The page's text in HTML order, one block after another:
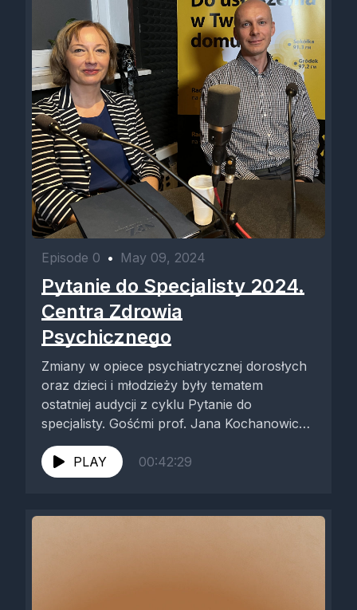
Episode 0 • May 09, 2024
Pytanie do Specjalisty 2024.
Centra Zdrowia
Psychicznego
Zmiany w opiece psychiatrycznej dorosłych
oraz dzieci i młodzieży były tematem
ostatniej audycji z cyklu Pytanie do
specjalisty. Gośćmi prof. Jana Kochanowicza
byli Agata...
PLAY
00:42:29